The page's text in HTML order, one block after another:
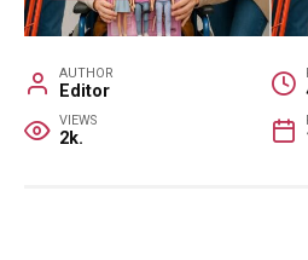
AUTHOR
Editor
VIEWS
2k.